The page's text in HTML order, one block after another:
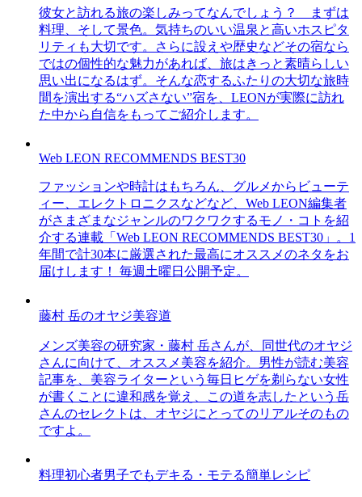
彼女と訪れる旅の楽しみってなんでしょう？ まずは
料理、そして景色。気持ちのいい温泉と高いホスピタ
リティも大切です。さらに設えや歴史などその宿なら
ではの個性的な魅力があれば、旅はきっと素晴らしい
思い出になるはず。そんな恋するふたりの大切な旅時
間を演出する“ハズさない”宿を、LEONが実際に訪れ
た中から自信をもってご紹介します。
Web LEON RECOMMENDS BEST30
ファッションや時計はもちろん、グルメからビューテ
ィー、エレクトロニクスなどなど、Web LEON編集者
がさまざまなジャンルのワクワクするモノ・コトを紹
介する連載「Web LEON RECOMMENDS BEST30」。1
年間で計30本に厳選された最高にオススメのネタをお
届けします！ 毎週土曜日公開予定。
藤村 岳のオヤジ美容道
メンズ美容の研究家・藤村 岳さんが、同世代のオヤジ
さんに向けて、オススメ美容を紹介。男性が読む美容
記事を、美容ライターという毎日ヒゲを剃らない女性
が書くことに違和感を覚え、この道を志したという岳
さんのセレクトは、オヤジにとってのリアルそのもの
ですよ。
料理初心者男子でもデキる・モテる簡単レシピ